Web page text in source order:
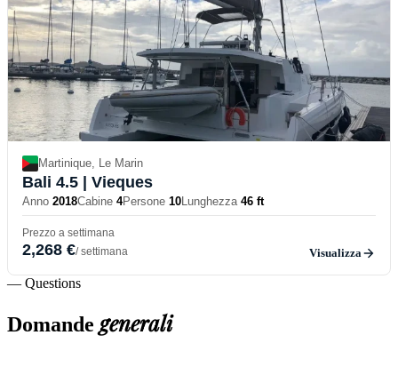
Martinique, Le Marin
Bali 4.5 | Vieques
Anno 2018Cabine 4Persone 10Lunghezza 46 ft
Prezzo a settimana
2,268 €/ settimana Visualizza
— Questions
Domandegenerali